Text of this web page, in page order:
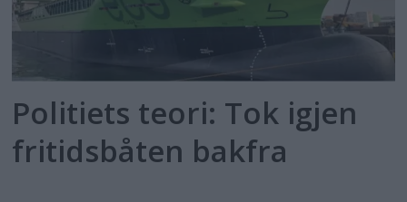
Politiets teori: Tok igjen
fritidsbåten bakfra